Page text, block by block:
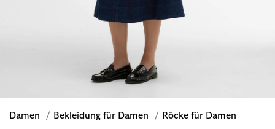
Damen / Bekleidung für Damen / Röcke für Damen